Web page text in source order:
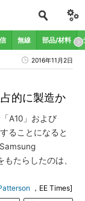
無線 部品/材料
2016年11月2日
的に製造か
A10」および
ることになると
たらしたのは、
，EE Times]